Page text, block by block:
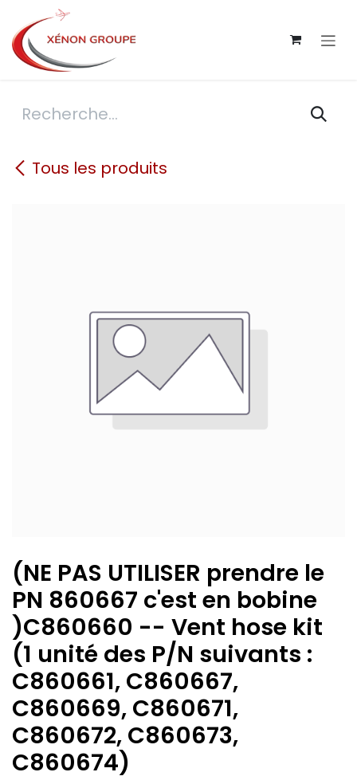
Se rendre au contenu
Tous les produits
(NE PAS UTILISER prendre le
PN 860667 c'est en bobine
)C860660 -- Vent hose kit
(1 unité des P/N suivants :
C860661, C860667,
C860669, C860671,
C860672, C860673,
C860674)